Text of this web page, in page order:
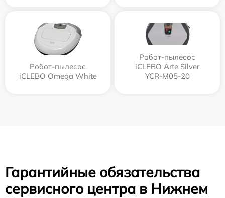
Робот-пылесос
iCLEBO Omega White
Робот-пылесос
iCLEBO Arte Silver
YCR-M05-20
Гарантийные обязательства
сервисного центра в Нижнем